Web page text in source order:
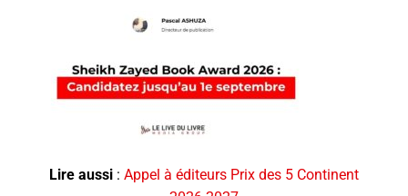
Lire aussi : Appel à éditeurs Prix des 5 Continent